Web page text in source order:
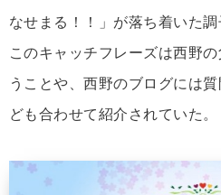
なせまる！！」が落ち着いた調
このキャッチフレーズは西野
うことや、西野のブログには
ども合わせて紹介されていた。